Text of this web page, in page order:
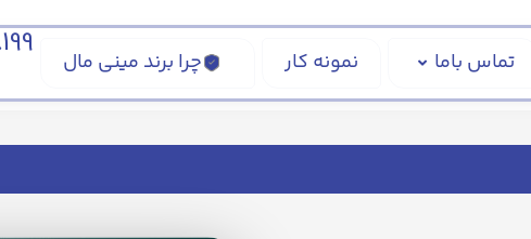
تماس باما نمونه کار چرا برند مینی مال